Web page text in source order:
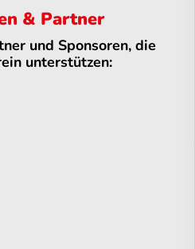
& Partner
und Sponsoren, die
unterstützen: